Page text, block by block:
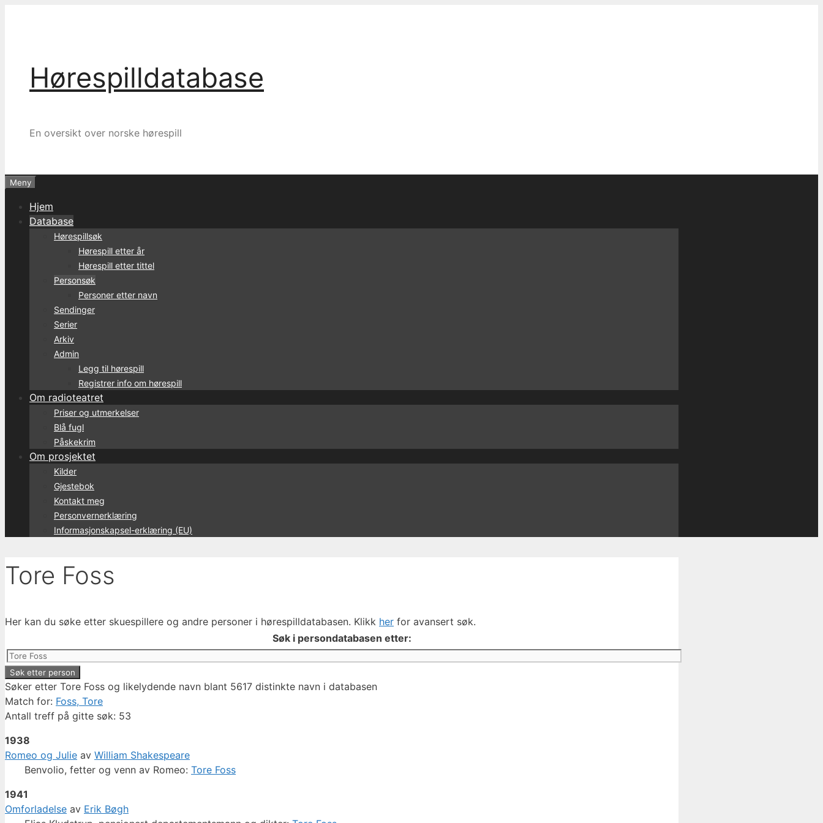
Hørespilldatabase
En oversikt over norske hørespill
Meny
Hjem
Database
Hørespillsøk
Hørespill etter år
Hørespill etter tittel
Personsøk
Personer etter navn
Sendinger
Serier
Arkiv
Admin
Legg til hørespill
Registrer info om hørespill
Om radioteatret
Priser og utmerkelser
Blå fugl
Påskekrim
Om prosjektet
Kilder
Gjestebok
Kontakt meg
Personvernerklæring
Informasjonskapsel-erklæring (EU)
Tore Foss
Her kan du søke etter skuespillere og andre personer i hørespilldatabasen. Klikk her for avansert søk.
Søk i persondatabasen etter:
Søker etter Tore Foss og likelydende navn blant 5617 distinkte navn i databasen
Match for: Foss, Tore
Antall treff på gitte søk: 53
1938
Romeo og Julie av William Shakespeare
Benvolio, fetter og venn av Romeo: Tore Foss
1941
Omforladelse av Erik Bøgh